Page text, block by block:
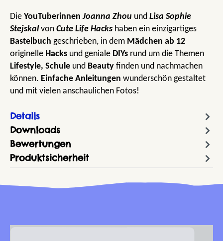
Die YouTuberinnenJoanna Zhou und Lisa Sophie
Stejskalvon Cute Life Hacks haben ein einzigartiges
Bastelbuch geschrieben, in dem Mädchen ab 12
originelle Hacks und geniale DIYs rund um die Themen
Lifestyle, Schule und Beauty finden und nachmachen
können. Einfache Anleitungen wunderschön gestaltet
und mit vielen anschaulichen Fotos!
Details
Downloads
Bewertungen
Produktsicherheit